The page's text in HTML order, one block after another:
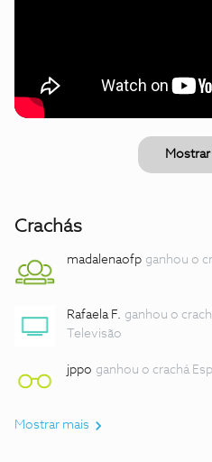
Mostrar
Crachás
madalenaofp ganhou o
Rafaela F. ganhou o
Televisão
jppo ganhou o crachá
Mostrar mais